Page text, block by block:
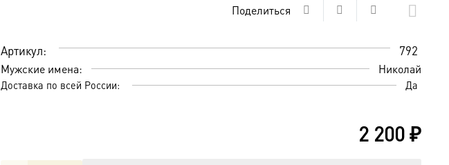
Поделиться
Артикул: 792
Мужские имена: Николай
Доставка по всей России: Да
2 200₽